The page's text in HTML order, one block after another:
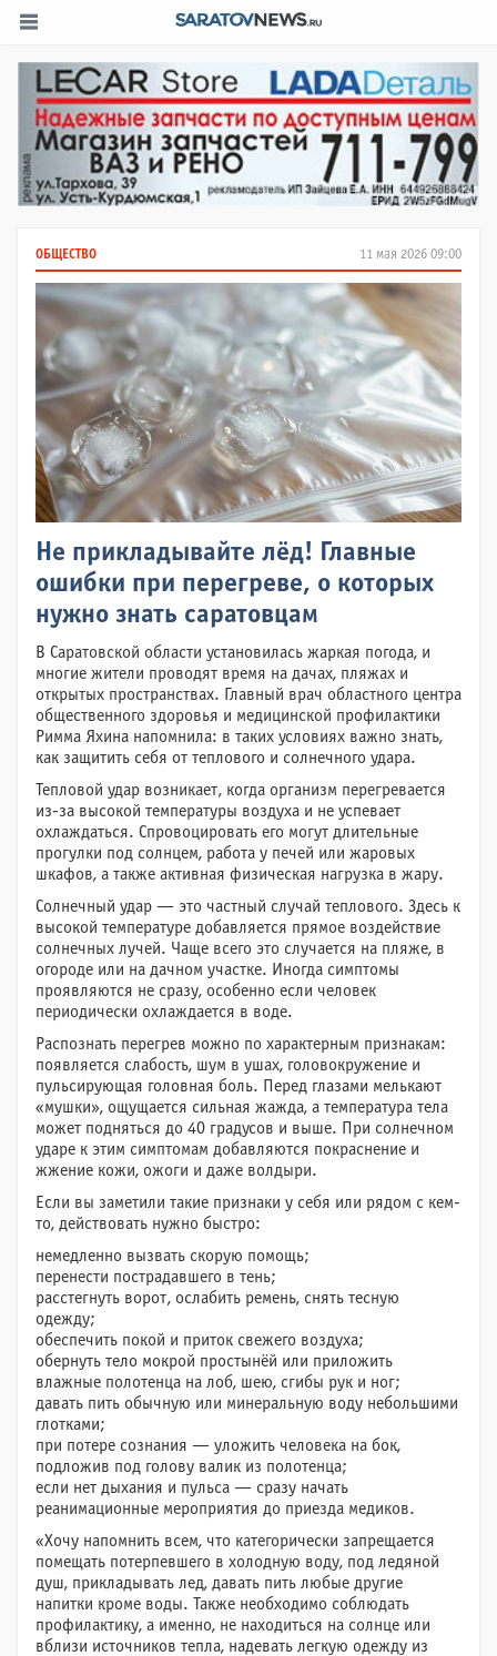
11 мая 2026 09:00
ОБЩЕСТВО
Не прикладывайте лёд! Главные
ошибки при перегреве, о которых
нужно знать саратовцам
В Саратовской области установилась жаркая погода, и
многие жители проводят время на дачах, пляжах и
открытых пространствах. Главный врач областного центра
общественного здоровья и медицинской профилактики
Римма Яхина напомнила: в таких условиях важно знать,
как защитить себя от теплового и солнечного удара.
Тепловой удар возникает, когда организм перегревается
из-за высокой температуры воздуха и не успевает
охлаждаться. Спровоцировать его могут длительные
прогулки под солнцем, работа у печей или жаровых
шкафов, а также активная физическая нагрузка в жару.
Солнечный удар — это частный случай теплового. Здесь к
высокой температуре добавляется прямое воздействие
солнечных лучей. Чаще всего это случается на пляже, в
огороде или на дачном участке. Иногда симптомы
проявляются не сразу, особенно если человек
периодически охлаждается в воде.
Распознать перегрев можно по характерным признакам:
появляется слабость, шум в ушах, головокружение и
пульсирующая головная боль. Перед глазами мелькают
«мушки», ощущается сильная жажда, а температура тела
может подняться до 40 градусов и выше. При солнечном
ударе к этим симптомам добавляются покраснение и
жжение кожи, ожоги и даже волдыри.
Если вы заметили такие признаки у себя или рядом с кем-
то, действовать нужно быстро:
немедленно вызвать скорую помощь;
перенести пострадавшего в тень;
расстегнуть ворот, ослабить ремень, снять тесную
одежду;
обеспечить покой и приток свежего воздуха;
обернуть тело мокрой простынёй или приложить
влажные полотенца на лоб, шею, сгибы рук и ног;
давать пить обычную или минеральную воду небольшими
глотками;
при потере сознания — уложить человека на бок,
подложив под голову валик из полотенца;
если нет дыхания и пульса — сразу начать
реанимационные мероприятия до приезда медиков.
«Хочу напомнить всем, что категорически запрещается
помещать потерпевшего в холодную воду, под ледяной
душ, прикладывать лед, давать пить любые другие
напитки кроме воды. Также необходимо соблюдать
профилактику, а именно, не находиться на солнце или
вблизи источников тепла, надевать легкую одежду из